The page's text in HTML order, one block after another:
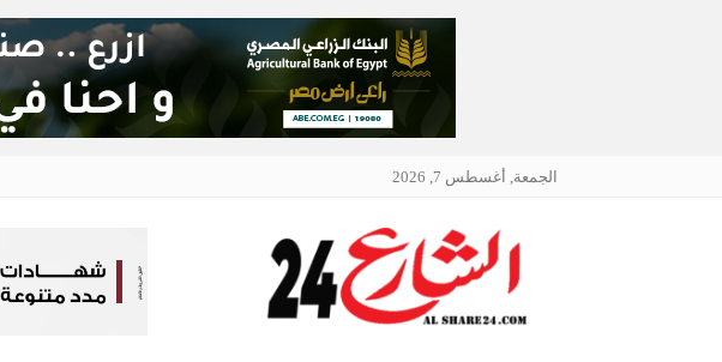
الجمعة, أغسطس 7, 2026
الشارع 24
أنت دائمًا في قلب الحدث